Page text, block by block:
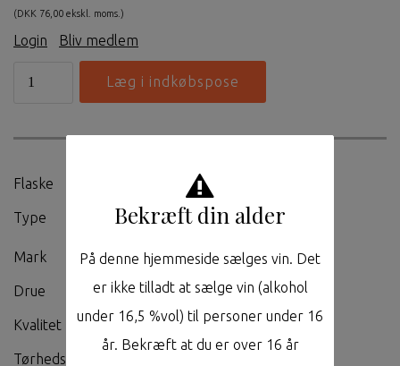
Bekræft din alder
På denne hjemmeside sælges vin. Det
er ikke tilladt at sælge vin (alkohol
under 16,5 %vol) til personer under 16
år. Bekræft at du er over 16 år
(DKK 76,00 ekskl. moms.)
Login Bliv medlem
Flaske
Type Hvidvin
Mark -
Drue Riesling
Kvalitet QbA
Tørhedsgrad